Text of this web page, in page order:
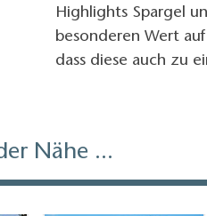
Highlights Spargel
besonderen Wert
dass diese auch zu
Nähe ...